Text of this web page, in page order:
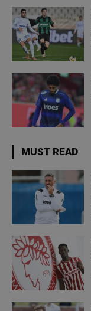
MUST READ